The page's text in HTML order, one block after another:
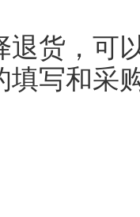
货，可以
填写和采